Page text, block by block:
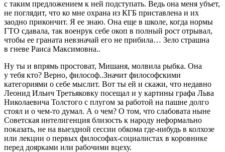
с таким предложением к ней подступать. Ведь она меня убъет,
не поглядит, что ко мне охрана из КГБ приставлена и их
заодно прикончит. Я ее знаю. Она еще в школе, когда нормы
ГТО сдавала, так военрук себе окоп в полный рост отрывал,
чтобы ее граната невзначай его не прибила… Зело страшна
в гневе Раиса Максимовна..
Ну ты и впрямь простоват, Мишаня, молвила рыбка. Она
у тебя кто? Верно, философ..Значит философскими
категориями о себе мыслит. Вот ты ей и скажи, что недавно
Леонид Ильич Третьяковку посещал и у картины графа Льва
Николаевича Толстого с плугом за работой на пашне долго
стоял и о чем-то думал. А о чем? О том, что слабовата ныне
Советская интелигенция близость к народу неформально
показать, не на выездной сессии обкома где-нибудь в колхозе
или лекции о первых философах-социалистах в коровнике
перед доярками или рабочими вцеху.